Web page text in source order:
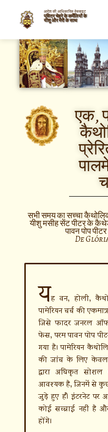
आदेश की आधिकारिक वेबसाइट
पवित्र चेहरे के कर्मेलियों के
यीशु और मैरी के साथ
एक,
सभी समय का सच्चा कैथोलिक
यीशु मसीह सेंट पीटर के
पावन पोप
De
यह वन, होली,
पामेरियन चर्च की
जिसे फादर जनरल
फेस, परम पावन पोप
गया है। पामेरियन
की जांच के लिए केवल
द्वारा अधिकृत
आवश्यक है, जिनमें से
जुड़े हुए हैं। इंटरनेट पर
कोई सच्चाई नहीं है
होंगे।